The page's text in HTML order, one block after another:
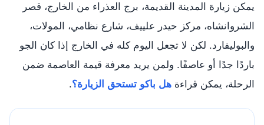
يمكن زيارة المدينة القديمة، برج العذراء من الخارج، قصر
الشروانشاه، مركز حيدر علييف، شارع نظامي، المولات،
والبوليفارد. لكن لا تجعل اليوم كله في الخارج إذا كان الجو
باردًا جدًا أو عاصفًا. ولمن يريد معرفة قيمة العاصمة ضمن
الرحلة، يمكن قراءة هل باكو تستحق الزيارة؟.